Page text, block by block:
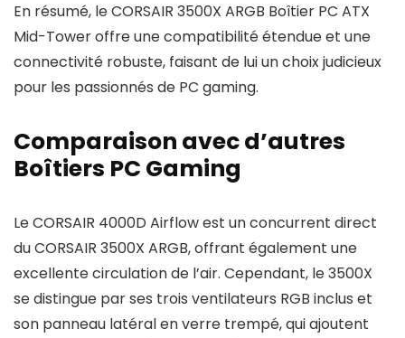
En résumé, le CORSAIR 3500X ARGB Boîtier PC ATX
Mid-Tower offre une compatibilité étendue et une
connectivité robuste, faisant de lui un choix judicieux
pour les passionnés de PC gaming.
Comparaison avec d’autres
Boîtiers PC Gaming
Le CORSAIR 4000D Airflow est un concurrent direct
du CORSAIR 3500X ARGB, offrant également une
excellente circulation de l’air. Cependant, le 3500X
se distingue par ses trois ventilateurs RGB inclus et
son panneau latéral en verre trempé, qui ajoutent